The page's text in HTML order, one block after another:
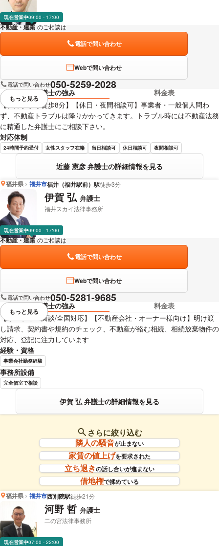
現在営業中09:00 - 17:00
不動産・建築 のご相談は
電話で問い合わせ
Webで問い合わせ
電話で問い合わせ050-5259-2028
弁護士の強み
料金表
【福井駅から徒歩8分】【休日・夜間相談可】事業者・一般個人問わ
ず、不動産トラブルは降りかかってきます。トラブル時には不動産法務
に精通した弁護士にご相談下さい。
対応体制
24時間予約受付 女性スタッフ在籍 当日相談可 休日相談可 夜間相談可
近藤 憲彦 弁護士の詳細情報を見る
視覚的に省略されている要素を
もっと見る
福井県 福井市福井（福井駅前）駅徒歩3分
伊賀 弘 弁護士
福井スカイ法律事務所
現在営業中09:00 - 17:00
不動産・建築 のご相談は
電話で問い合わせ
Webで問い合わせ
電話で問い合わせ050-5281-9685
弁護士の強み
料金表
【オンライン面談/全国対応】【不動産会社・オーナー様向け】明け渡
し請求、契約書や規約のチェック、不動産が絡む相続、相続放棄物件の
対応、登記に注力しています
経験・資格
事業会社勤務経験
事務所設備
完全個室で相談
伊賀 弘 弁護士の詳細情報を見る
視覚的に省略されている要素を
もっと見る
さらに絞り込む
隣人の騒音が止まない
家賃の値上げを要求された
立ち退きの話し合いが進まない
借地権で揉めている
福井県
福井市西別院駅徒歩21分
河野 哲 弁護士
二の宮法律事務所
現在営業中07:00 - 22:00